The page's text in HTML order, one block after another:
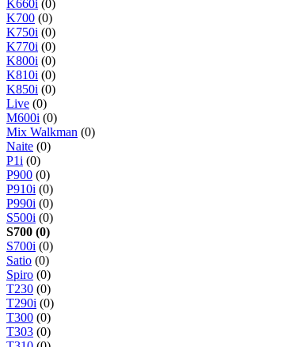
K660i (0)
K700 (0)
K750i (0)
K770i (0)
K800i (0)
K810i (0)
K850i (0)
Live (0)
M600i (0)
Mix Walkman (0)
Naite (0)
P1i (0)
P900 (0)
P910i (0)
P990i (0)
S500i (0)
S700 (0)
S700i (0)
Satio (0)
Spiro (0)
T230 (0)
T290i (0)
T300 (0)
T303 (0)